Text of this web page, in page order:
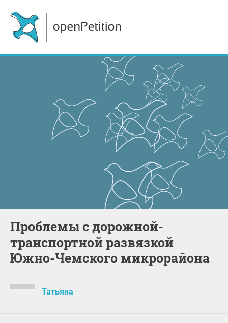
Проблемы с дорожной-
транспортной развязкой
Южно-Чемского микрорайона
Татьяна